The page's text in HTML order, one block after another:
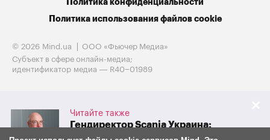
Читайте также
Гендиректор Scania Украина:
«Продажи бортовых
Политика конфиденциальности
Политика использования файлов cookie
© 2026 Mind.ua
ООО «Фьючер Медиа»
Субъект в сфере онлайн-медиа;
идентификатор медиа — R40−01989